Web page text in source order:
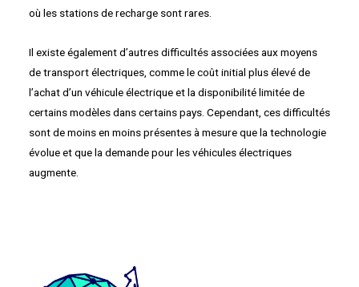
où les stations de recharge sont rares.
Il existe également d’autres difficultés associées aux moyens
de transport électriques, comme le coût initial plus élevé de
l’achat d’un véhicule électrique et la disponibilité limitée de
certains modèles dans certains pays. Cependant, ces difficultés
sont de moins en moins présentes à mesure que la technologie
évolue et que la demande pour les véhicules électriques
augmente.